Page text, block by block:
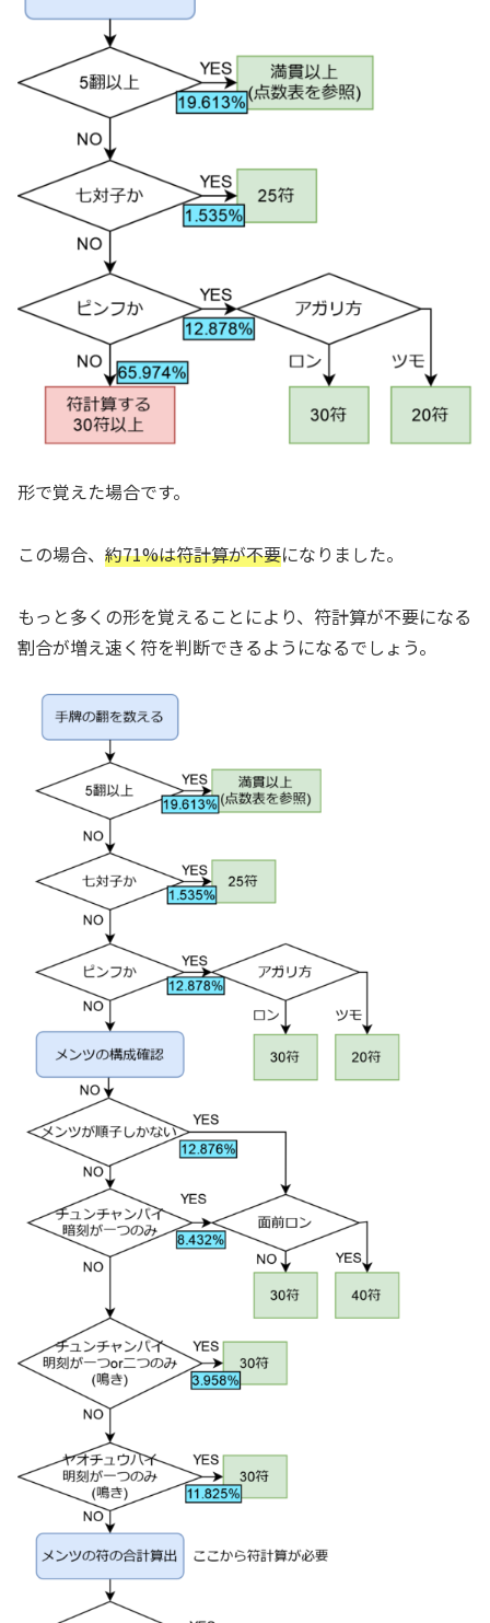
形で覚えた場合です。
この場合、 約71%は符計算が不要になりました。
もっと多くの形を覚えることにより、符計算が不要になる
割合が増え速く符を判断できるようになるでしょう。